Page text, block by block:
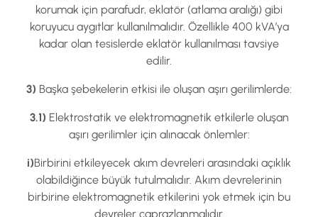
korumak için parafudr, eklatör (atlama aralığı) gibi
koruyucu aygıtlar kullanılmalıdır. Özellikle 400 kVA’ya
kadar olan tesislerde eklatör kullanılması tavsiye
edilir.
3) Başka şebekelerin etkisi ile oluşan aşırı gerilimlerde:
3.1) Elektrostatik ve elektromagnetik etkilerle oluşan
aşırı gerilimler için alınacak önlemler:
i)Birbirini etkileyecek akım devreleri arasındaki açıklık
olabildiğince büyük tutulmalıdır. Akım devrelerinin
birbirine elektromagnetik etkilerini yok etmek için bu
devreler çaprazlanmalıdır.